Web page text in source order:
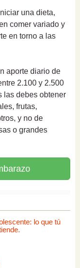
una dieta,
comer variado y
en torno a las
aporte diario de
2.100 y 2.500
las debes obtener
frutas,
y no de
o grandes
lo que tú